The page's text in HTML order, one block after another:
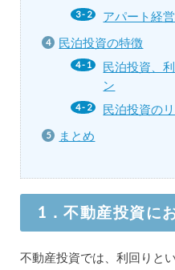
アパート経
民泊投資の特徴
民泊投資、
ン
民泊投資の
まとめ
1．不動産投資に
不動産投資では、利回りと